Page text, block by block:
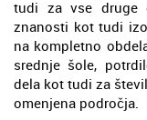
tudi za vse druge
znanosti kot tudi
na kompletno
srednje šole,
dela kot tudi za
omenjena področja.